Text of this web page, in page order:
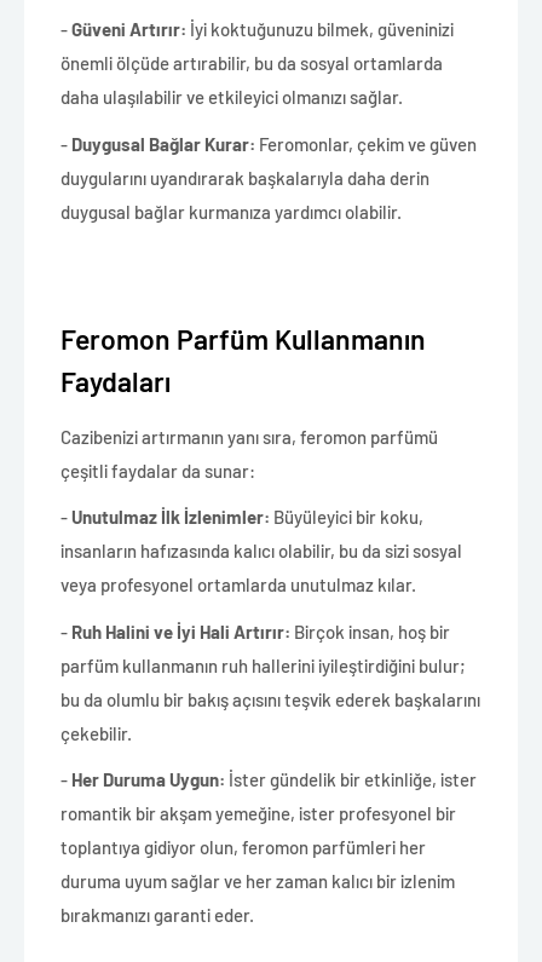
-Güveni Artırır: İyi koktuğunuzu bilmek, güveninizi
önemli ölçüde artırabilir, bu da sosyal ortamlarda
daha ulaşılabilir ve etkileyici olmanızı sağlar.
- Duygusal Bağlar Kurar: Feromonlar, çekim ve güven
duygularını uyandırarak başkalarıyla daha derin
duygusal bağlar kurmanıza yardımcı olabilir.
Feromon Parfüm Kullanmanın
Faydaları
Cazibenizi artırmanın yanı sıra, feromon parfümü
çeşitli faydalar da sunar:
-Unutulmaz İlk İzlenimler: Büyüleyici bir koku,
insanların hafızasında kalıcı olabilir, bu da sizi sosyal
veya profesyonel ortamlarda unutulmaz kılar.
- Ruh Halini ve İyi Hali Artırır: Birçok insan, hoş bir
parfüm kullanmanın ruh hallerini iyileştirdiğini bulur;
bu da olumlu bir bakış açısını teşvik ederek başkalarını
çekebilir.
- Her Duruma Uygun: İster gündelik bir etkinliğe, ister
romantik bir akşam yemeğine, ister profesyonel bir
toplantıya gidiyor olun, feromon parfümleri her
duruma uyum sağlar ve her zaman kalıcı bir izlenim
bırakmanızı garanti eder.